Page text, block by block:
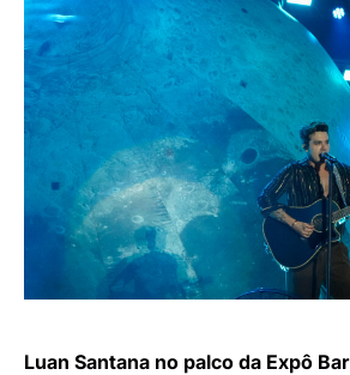
Luan Santana no palco da Expô